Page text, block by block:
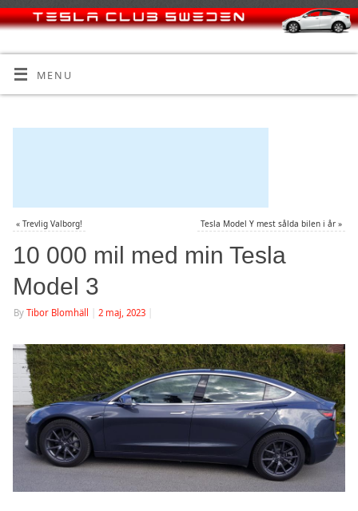
MENU
« Trevlig Valborg! Tesla Model Y mest sålda bilen i år »
10 000 mil med min Tesla
Model 3
By Tibor Blomhäll 2 maj, 2023